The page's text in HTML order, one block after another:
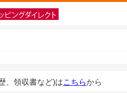
、領収書など)はこちらから